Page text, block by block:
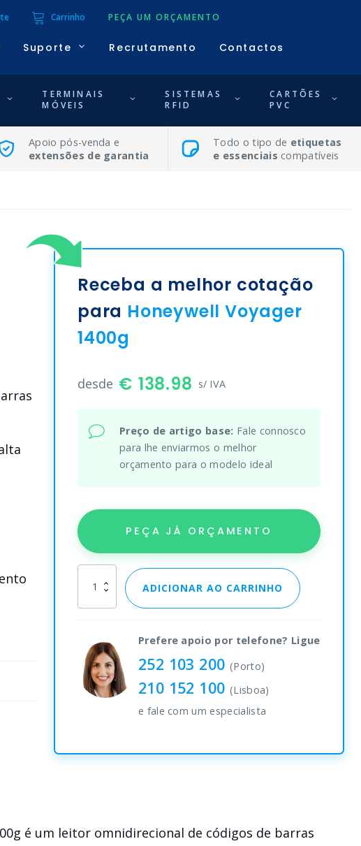
Carrinho PEÇA UM ORÇAMENTO
Suporte Recrutamento Contactos
TERMINAIS
MÓVEIS
SISTEMAS
RFID
CARTÕES
PVC
Apoio pós-venda e
extensões de garantia
Todo o tipo de etiquetas
e essenciais compatíveis
Receba a melhor cotação
para Honeywell Voyager
1400g
desde 138.98 s/ IVA
Preço de artigo base: Fale connosco
para lhe enviarmos o melhor
orçamento para o modelo ideal
PEÇA JÁ ORÇAMENTO
Voyager
ADICIONAR AO CARRINHO
Prefere apoio por telefone? Ligue
252 103 200 (Porto)
210 152 100 (Lisboa)
e fale com um especialista
é um leitor omnidirecional de códigos de barras